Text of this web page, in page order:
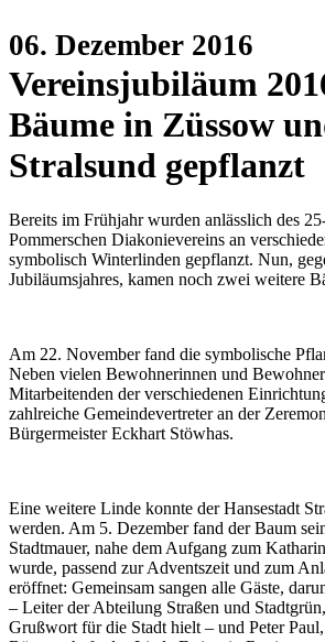
06. Dezember 2016
Vereinsjubiläum
Bäume in Züssow
Stralsund gepflanzt
Bereits im Frühjahr wurden anlässlich des
Pommerschen Diakonievereins an
symbolisch Winterlinden gepflanzt. Nun,
Jubiläumsjahres, kamen noch zwei weitere
Am 22. November fand die symbolische
Neben vielen Bewohnerinnen und
Mitarbeitenden der verschiedenen
zahlreiche Gemeindevertreter an der
Bürgermeister Eckhart Stöwhas.
Eine weitere Linde konnte der Hansestadt
werden. Am 5. Dezember fand der Baum
Stadtmauer, nahe dem Aufgang zum
wurde, passend zur Adventszeit und zum
eröffnet: Gemeinsam sangen alle Gäste,
– Leiter der Abteilung Straßen und
Grußwort für die Stadt hielt – und Peter